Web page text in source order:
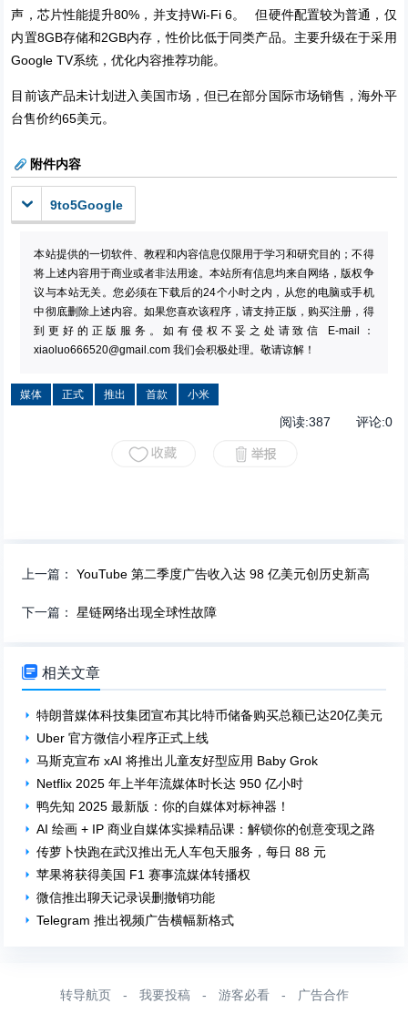
声，芯片性能提升80%，并支持Wi-Fi 6。 但硬件配置较为普通，仅
内置8GB存储和2GB内存，性价比低于同类产品。主要升级在于采用
Google TV系统，优化内容推荐功能。
目前该产品未计划进入美国市场，但已在部分国际市场销售，海外平
台售价约65美元。
附件内容
9to5Google
本站提供的一切软件、教程和内容信息仅限用于学习和研究目的；不得
将上述内容用于商业或者非法用途。本站所有信息均来自网络，版权争
议与本站无关。您必须在下载后的24个小时之内，从您的电脑或手机
中彻底删除上述内容。如果您喜欢该程序，请支持正版，购买注册，得
到更好的正版服务。如有侵权不妥之处请致信 E-mail：
xiaoluo666520@gmail.com 我们会积极处理。敬请谅解！
媒体 正式 推出 首款 小米
阅读:387 评论:0
上一篇：YouTube 第二季度广告收入达 98 亿美元创历史新高
下一篇：星链网络出现全球性故障
 相关文章
特朗普媒体科技集团宣布其比特币储备购买总额已达20亿美元
Uber 官方微信小程序正式上线
马斯克宣布 xAI 将推出儿童友好型应用 Baby Grok
Netflix 2025 年上半年流媒体时长达 950 亿小时
鸭先知 2025 最新版：你的自媒体对标神器！
AI 绘画 + IP 商业自媒体实操精品课：解锁你的创意变现之路
传萝卜快跑在武汉推出无人车包天服务，每日 88 元
苹果将获得美国 F1 赛事流媒体转播权
微信推出聊天记录误删撤销功能
Telegram 推出视频广告横幅新格式
转导航页 - 我要投稿 - 游客必看 - 广告合作